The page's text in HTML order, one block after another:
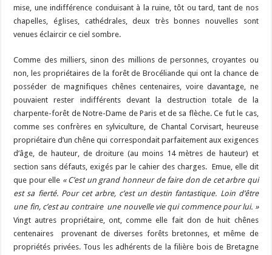
mise, une indifférence conduisant à la ruine, tôt ou tard, tant de nos
chapelles, églises, cathédrales, deux très bonnes nouvelles sont
venues éclaircir ce ciel sombre.
Comme des milliers, sinon des millions de personnes, croyantes ou
non, les propriétaires de la forêt de Brocéliande qui ont la chance de
posséder de magnifiques chênes centenaires, voire davantage, ne
pouvaient rester indifférents devant la destruction totale de la
charpente-forêt de Notre-Dame de Paris et de sa flèche. Ce fut le cas,
comme ses confrères en sylviculture, de Chantal Corvisart, heureuse
propriétaire d’un chêne qui correspondait parfaitement aux exigences
d’âge, de hauteur, de droiture (au moins 14 mètres de hauteur) et
section sans défauts, exigés par le cahier des charges. Emue, elle dit
que pour elle « C’est un grand honneur de faire don de cet arbre qui
est sa fierté. Pour cet arbre, c’est un destin fantastique. Loin d’être
une fin, c’est au contraire une nouvelle vie qui commence pour lui. »
Vingt autres propriétaire, ont, comme elle fait don de huit chênes
centenaires provenant de diverses forêts bretonnes, et même de
propriétés privées. Tous les adhérents de la filière bois de Bretagne